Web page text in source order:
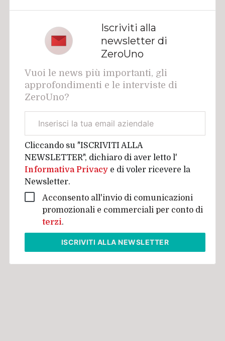
Iscriviti alla
newsletter di
ZeroUno
Vuoi le news più importanti, gli
approfondimenti e le interviste di
ZeroUno?
aziendale
Cliccando su "ISCRIVITI ALLA
NEWSLETTER", dichiaro di aver letto l'
Informativa Privacy e di voler ricevere la
Newsletter.
Acconsento all'invio di comunicazioni
promozionali e commerciali per conto di
terzi.
ISCRIVITI ALLA NEWSLETTER